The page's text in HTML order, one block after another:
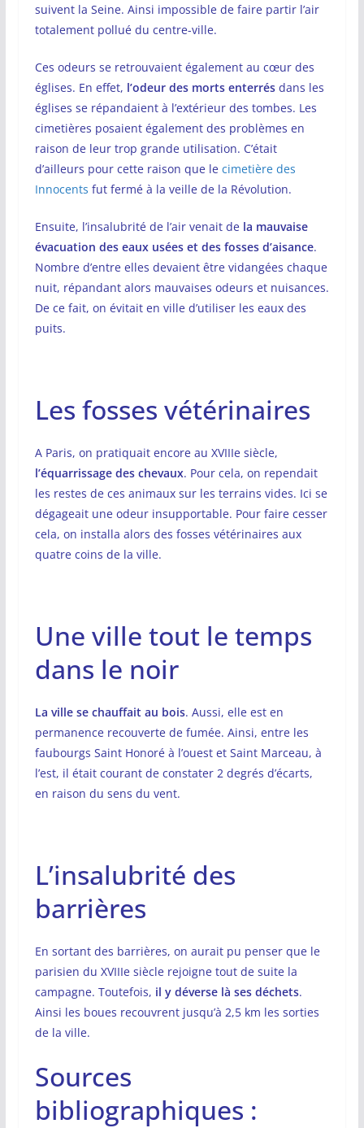
suivent la Seine. Ainsi impossible de faire partir l’air
totalement pollué du centre-ville.
Ces odeurs se retrouvaient également au cœur des
églises. En effet, l’odeur des morts enterrésdans les
églises se répandaient à l’extérieur des tombes. Les
cimetières posaient également des problèmes en
raison de leur trop grande utilisation. C’était
d’ailleurs pour cette raison que le cimetière des
Innocents fut fermé à la veille de la Révolution.
Ensuite, l’insalubrité de l’air venait de la mauvaise
évacuation des eaux usées et des fosses d’aisance.
Nombre d’entre elles devaient être vidangées chaque
nuit, répandant alors mauvaises odeurs et nuisances.
De ce fait, on évitait en ville d’utiliser les eaux des
puits.
Les fosses vétérinaires
A Paris, on pratiquait encore au XVIIIe siècle,
l’équarrissage des chevaux. Pour cela, on rependait
les restes de ces animaux sur les terrains vides. Ici se
dégageait une odeur insupportable. Pour faire cesser
cela, on installa alors des fosses vétérinaires aux
quatre coins de la ville.
Une ville tout le temps
dans le noir
La ville se chauffait au bois. Aussi, elle est en
permanence recouverte de fumée. Ainsi, entre les
faubourgs Saint Honoré à l’ouest et Saint Marceau, à
l’est, il était courant de constater 2 degrés d’écarts,
en raison du sens du vent.
L’insalubrité des
barrières
En sortant des barrières, on aurait pu penser que le
parisien du XVIIIe siècle rejoigne tout de suite la
campagne. Toutefois, il y déverse là ses déchets.
Ainsi les boues recouvrent jusqu’à 2,5 km les sorties
de la ville.
Sources
bibliographiques :